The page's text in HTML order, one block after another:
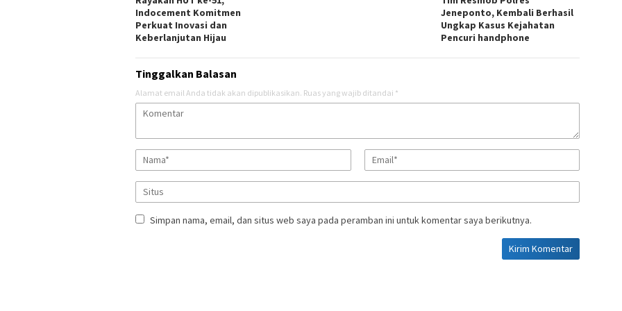
Indocement Komitmen
Perkuat Inovasi dan
Keberlanjutan Hijau
Jeneponto, Kembali Berhasil
Ungkap Kasus Kejahatan
Pencuri handphone
Tinggalkan Balasan
Alamat email Anda tidak akan dipublikasikan. Ruas yang wajib ditandai *
Simpan nama, email, dan situs web saya pada peramban ini untuk komentar saya berikutnya.